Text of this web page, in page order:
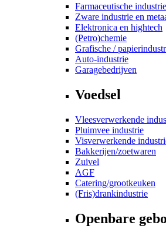
Farmaceutische industrie
Zware industrie en
Elektronica en hightech
(Petro)chemie
Grafische /
Auto-industrie
Garagebedrijven
Voedsel
Vleesverwerkende
Pluimvee industrie
Visverwerkende
Bakkerijen/zoetwaren
Zuivel
AGF
Catering/grootkeuken
(Fris)drankindustrie
Openbare